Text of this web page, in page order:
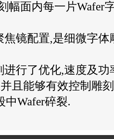
幅面内每一片Wafer
镜配置,是细微字体
了优化,速度及功
且能够有效控制雕
中Wafer碎裂.